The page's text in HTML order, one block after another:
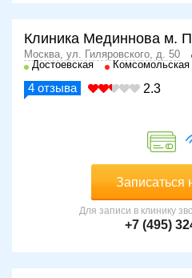
Клиника Мединнова м.
Москва, ул. Гиляровского, д. 50
Достоевская
Комсомольская
4 отзыва 2.3
Записаться
Для записи в клинику
+7 (495)